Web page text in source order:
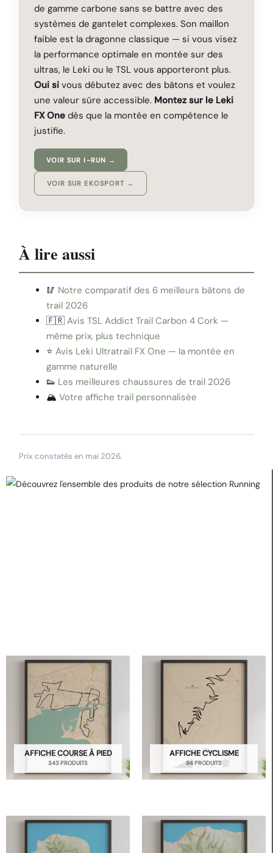
de gamme carbone sans se battre avec des
systèmes de gantelet complexes. Son maillon
faible est la dragonne classique — si vous visez
la performance optimale en montée sur des
ultras, le Leki ou le TSL vous apporteront plus.
Oui si vous débutez avec des bâtons et voulez
une valeur sûre accessible. Montez sur le Leki
FX One dès que la montée en compétence le
justifie.
VOIR SUR I-RUN →
VOIR SUR EKOSPORT →
À lire aussi
🥢 Notre comparatif des 6 meilleurs bâtons de
trail 2026
🇫🇷Avis TSL Addict Trail Carbon 4 Cork —
même prix, plus technique
⭐Avis Leki Ultratrail FX One — la montée en
gamme naturelle
👟 Les meilleures chaussures de trail 2026
🏔️Votre affiche trail personnalisée
Prix constatés en mai 2026.
AFFICHE COURSE À PIED
343 PRODUITS
AFFICHE CYCLISME
94 PRODUITS